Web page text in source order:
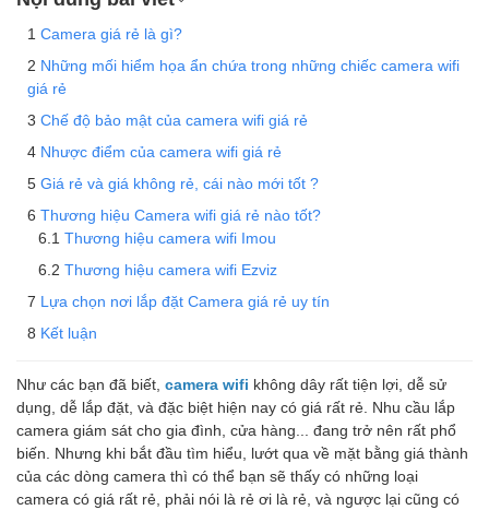
Camera giá rẻ là gì?
Những mối hiểm họa ẩn chứa trong những chiếc camera wifi
giá rẻ
Chế độ bảo mật của camera wifi giá rẻ
Nhược điểm của camera wifi giá rẻ
Giá rẻ và giá không rẻ, cái nào mới tốt ?
Thương hiệu Camera wifi giá rẻ nào tốt?
Thương hiệu camera wifi Imou
Thương hiệu camera wifi Ezviz
Lựa chọn nơi lắp đặt Camera giá rẻ uy tín
Kết luận
Như các bạn đã biết, camera wifi không dây rất tiện lợi, dễ sử
dụng, dễ lắp đặt, và đặc biệt hiện nay có giá rất rẻ. Nhu cầu lắp
camera giám sát cho gia đình, cửa hàng... đang trở nên rất phổ
biến. Nhưng khi bắt đầu tìm hiểu, lướt qua về mặt bằng giá thành
của các dòng camera thì có thể bạn sẽ thấy có những loại
camera có giá rất rẻ, phải nói là rẻ ơi là rẻ, và ngược lại cũng có